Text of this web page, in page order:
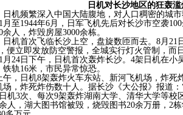
日机对长沙地区的狂轰滥
日机频繁深入中国大陆腹地，对人口稠密的城
月至1944年6月，日军飞机先后对长沙市空袭
人，炸毁房屋3000余栋。
日机首次飞临长沙上空，盘旋数匝而去。8月
便立即发放防空警报，全城实行灯火管制，
24日下午，日机首次轰炸长沙。4架日机在小
轨16米，市民异常惊恐。
午，日机8架轰炸火车东站、新河飞机场，炸
，炸死炸伤数十人。据长沙《大公报》报道
机3次、每次9架轰炸湖南大学、清华大学等
人，湖大图书馆被毁，烧毁图书20余万册，2